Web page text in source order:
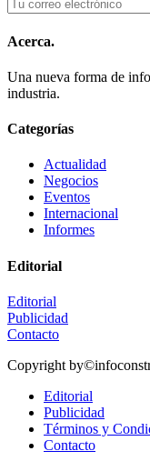
Acerca.
Una nueva forma de
industria.
Categorías
Actualidad
Negocios
Eventos
Internacional
Informes
Editorial
Editorial
Publicidad
Contacto
Copyright
Editorial
Publicidad
Términos y
Contacto